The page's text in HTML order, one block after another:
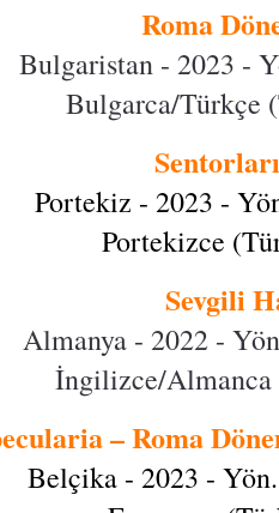
Roma
Bulgaristan - 2023 -
Bulgarca/Türkçe
Portekiz - 2023 -
Portekizce
Sevgili
Almanya - 2022 -
İngilizce/Almanca
– Roma
Belçika - 2023 -